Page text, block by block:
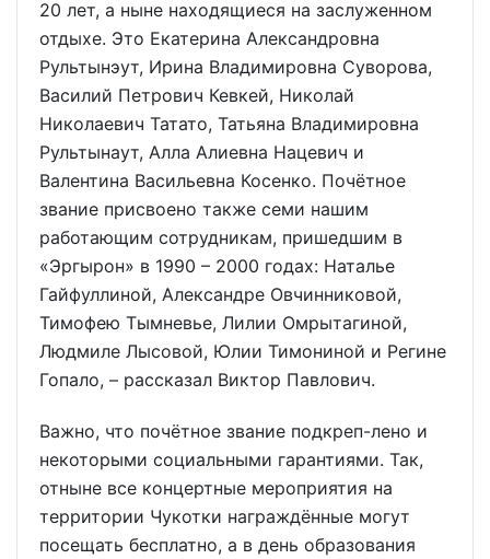
20 лет, а ныне находящиеся на заслуженном
отдыхе. Это Екатерина Александровна
Рультынэут, Ирина Владимировна Суворова,
Василий Петрович Кевкей, Николай
Николаевич Татато, Татьяна Владимировна
Рультынаут, Алла Алиевна Нацевич и
Валентина Васильевна Косенко. Почётное
звание присвоено также семи нашим
работающим сотрудникам, пришедшим в
«Эргырон» в 1990 – 2000 годах: Наталье
Гайфуллиной, Александре Овчинниковой,
Тимофею Тымневье, Лилии Омрытагиной,
Людмиле Лысовой, Юлии Тимониной и Регине
Гопало, – рассказал Виктор Павлович.
Важно, что почётное звание подкреп-лено и
некоторыми социальными гарантиями. Так,
отныне все концертные мероприятия на
территории Чукотки награждённые могут
посещать бесплатно, а в день образования